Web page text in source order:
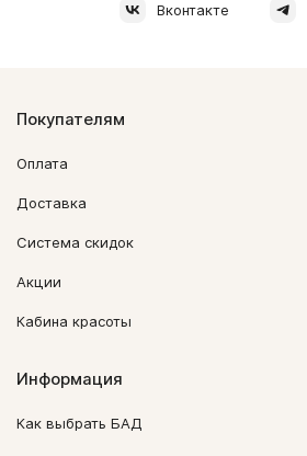
Вконтакте
Покупателям
Оплата
Доставка
Система скидок
Акции
Кабина красоты
Информация
Как выбрать БАД